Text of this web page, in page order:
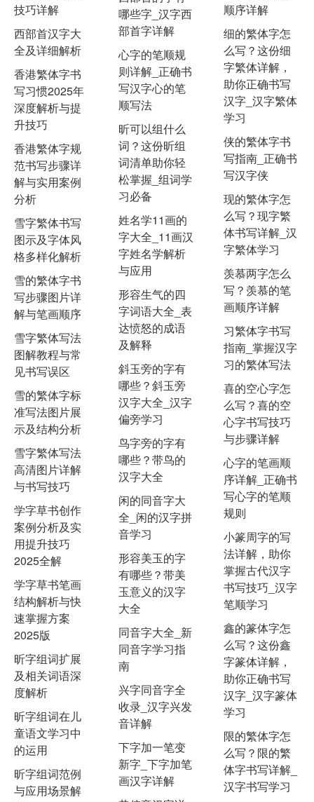
技巧详解
西部首汉字大
全及详细解析
香港繁体字书
写习惯2025年
深度解析与提
升技巧
香港繁体字规
范书写步骤详
解与实用案例
分析
雪字繁体书写
图示及字体风
格多样化解析
雪的繁体字书
写步骤图片详
解与笔画顺序
雪字繁体写法
图解教程与常
见书写误区
雪的繁体字标
准写法图片展
示及结构分析
雪字繁体写法
高清图片详解
与书写技巧
学字草书创作
案例分析及实
用提升技巧
2025全解
学字草书笔画
结构解析与快
速掌握方案
2025版
昕字组词扩展
及相关词语深
度解析
昕字组词在儿
童语文学习中
的运用
昕字组词范例
与应用场景解
哪些字_汉字西
部首字详解
心字的笔顺规
则详解_正确书
写汉字心的笔
顺写法
昕可以组什么
词？这份昕组
词清单助你轻
松掌握_组词学
习必备
姓名学11画的
字大全_11画汉
字姓名学解析
与应用
形容生气的四
字词语大全_表
达愤怒的成语
及解释
斜玉旁的字有
哪些？斜玉旁
汉字大全_汉字
偏旁学习
鸟字旁的字有
哪些？带鸟的
汉字大全
闲的同音字大
全_闲的汉字拼
音学习
形容美玉的字
有哪些？带美
玉意义的汉字
大全
同音字大全_新
同音字学习指
南
兴字同音字全
收录_汉字兴发
音详解
下字加一笔变
新字_下字加笔
画汉字详解
顺序详解
细的繁体字怎
么写？这份细
字繁体详解，
助你正确书写
汉字_汉字繁体
学习
侠的繁体字书
写指南_正确书
写汉字侠
现的繁体字怎
么写？现字繁
体书写详解_汉
字繁体学习
羡慕两字怎么
写？羡慕的笔
画顺序详解
习繁体字书写
指南_掌握汉字
习的繁体写法
喜的空心字怎
么写？喜的空
心字书写技巧
与步骤详解
心字的笔画顺
序详解_正确书
写心字的笔顺
规则
小篆周字的写
法详解，助你
掌握古代汉字
书写技巧_汉字
笔顺学习
鑫的篆体字怎
么写？这份鑫
字篆体详解，
助你正确书写
汉字_汉字篆体
学习
限的繁体字怎
么写？限的繁
体字书写详解_
汉字书写学习